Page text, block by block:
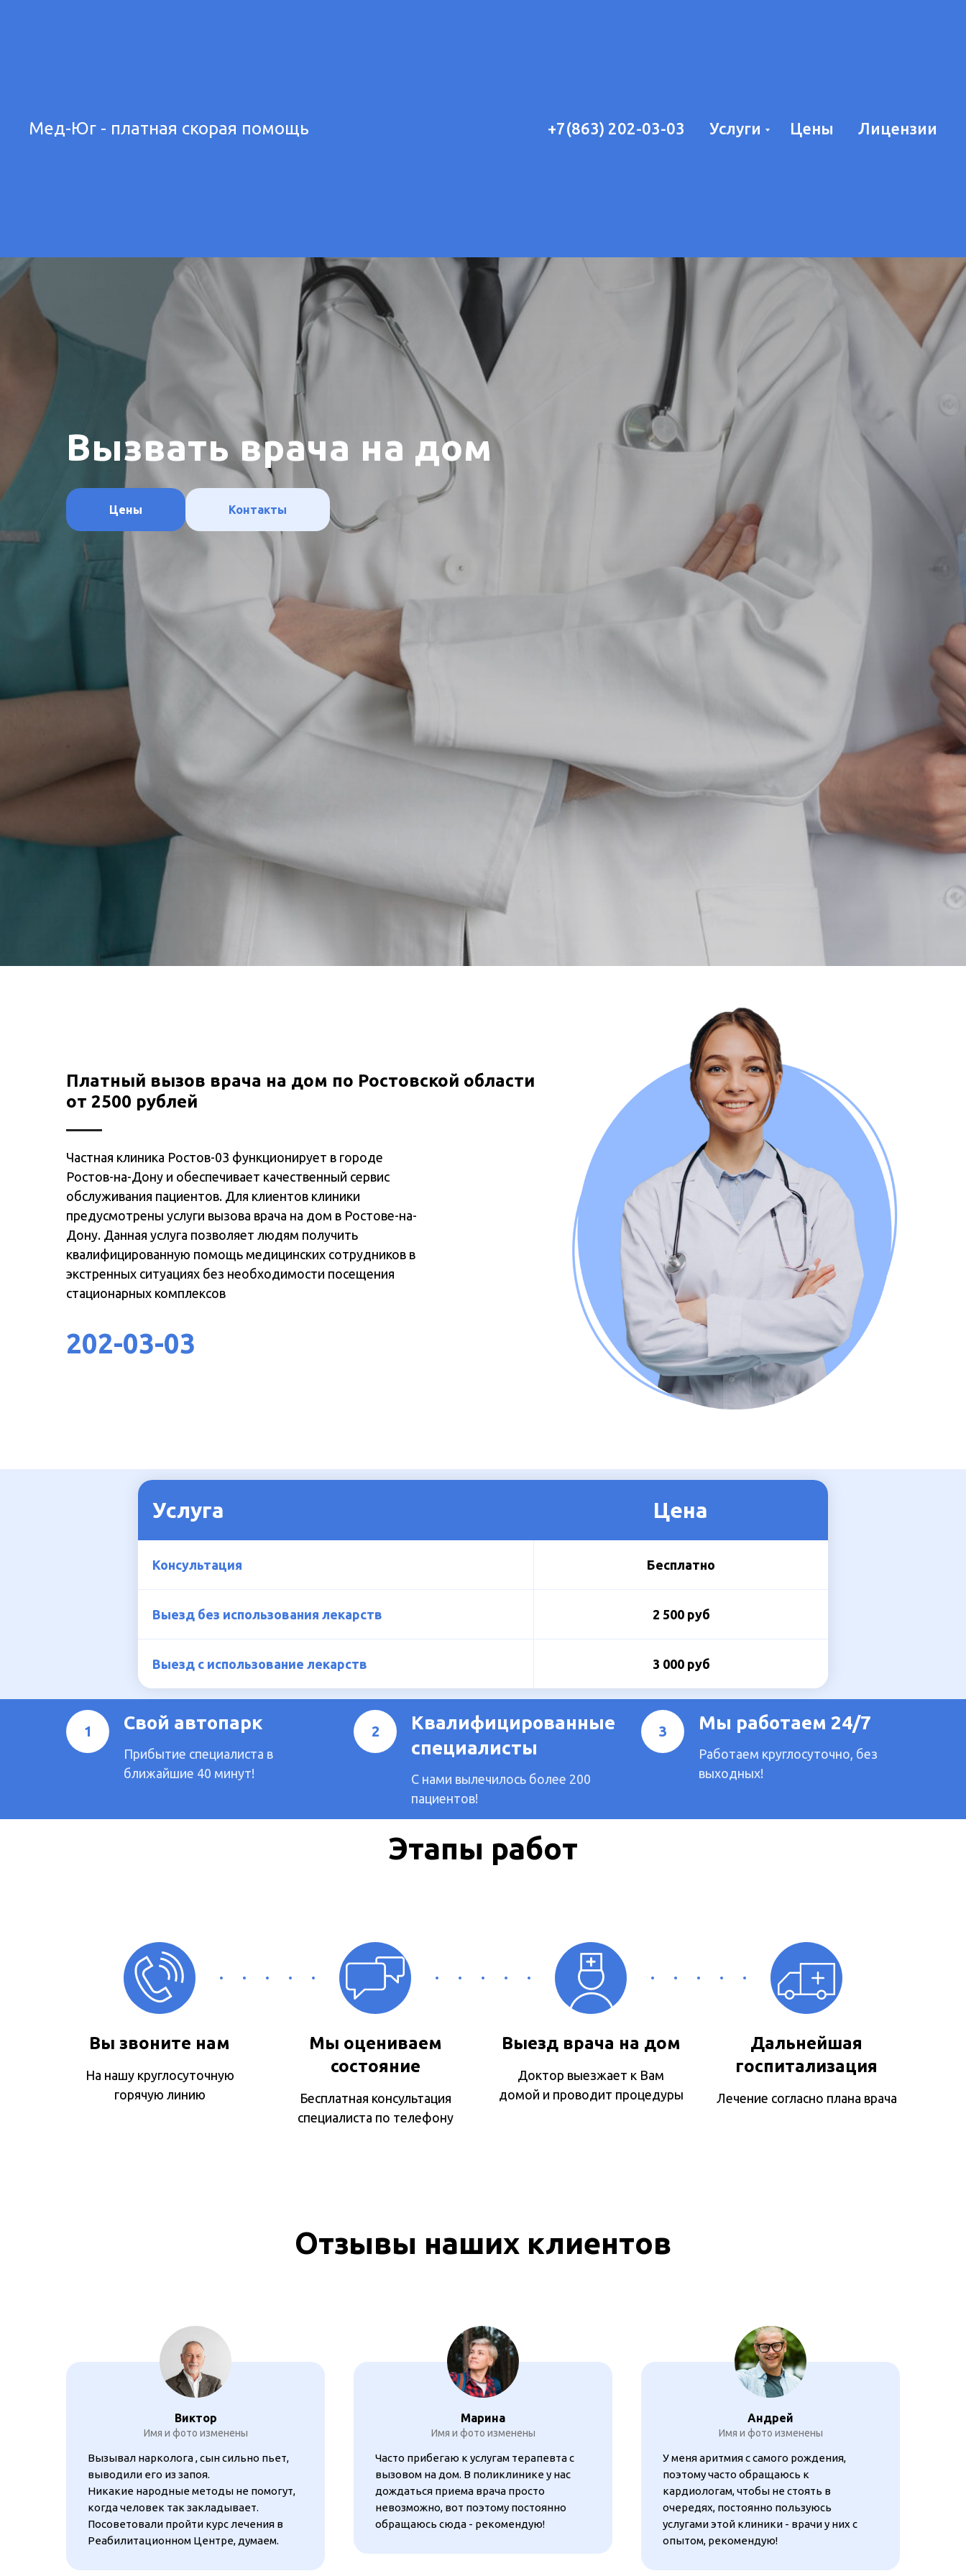
Мед-Юг - платная скорая помощь +7(863) 202-03-03 Услуги Цены Лицензии
Вызвать врача на дом
Цены Контакты
Платный вызов врача на дом по Ростовской области
от 2500 рублей
Частная клиника Ростов-03 функционирует в городе
Ростов-на-Дону и обеспечивает качественный сервис
обслуживания пациентов. Для клиентов клиники
предусмотрены услуги вызова врача на дом в Ростове-на-
Дону. Данная услуга позволяет людям получить
квалифицированную помощь медицинских сотрудников в
экстренных ситуациях без необходимости посещения
стационарных комплексов
202-03-03
Услуга Цена
Консультация Бесплатно
Выезд без использования лекарств 2 500 руб
Выезд с использование лекарств 3 000 руб
Свой автопарк
Прибытие специалиста в
ближайшие 40 минут!
Квалифицированные
специалисты
С нами вылечилось более 200
пациентов!
Мы работаем 24/7
Работаем круглосуточно, без
выходных!
Этапы работ
Вы звоните нам
На нашу круглосуточную
горячую линию
Мы оцениваем
состояние
Бесплатная консультация
специалиста по телефону
Выезд врача на дом
Доктор выезжает к Вам
домой и проводит процедуры
Дальнейшая
госпитализация
Лечение согласно плана врача
Отзывы наших клиентов
Виктор
Имя и фото изменены
Вызывал нарколога , сын сильно пьет,
выводили его из запоя.
Никакие народные методы не помогут,
когда человек так закладывает.
Посоветовали пройти курс лечения в
Реабилитационном Центре, думаем.
Марина
Имя и фото изменены
Часто прибегаю к услугам терапевта с
вызовом на дом. В поликлинике у нас
дождаться приема врача просто
невозможно, вот поэтому постоянно
обращаюсь сюда - рекомендую!
Андрей
Имя и фото изменены
У меня аритмия с самого рождения,
поэтому часто обращаюсь к
кардиологам, чтобы не стоять в
очередях, постоянно пользуюсь
услугами этой клиники - врачи у них с
опытом, рекомендую!